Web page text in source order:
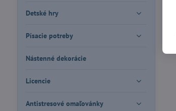
Detské hry
Písacie potreby
Nástenné dekorácie
Licencie
Antistresové omaľovánky